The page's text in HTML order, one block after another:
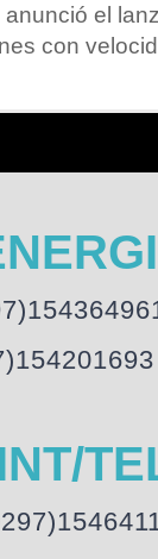
anunció el
con